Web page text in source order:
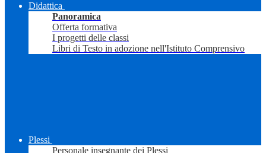
Didattica
Panoramica
Offerta formativa
I progetti delle classi
Libri di Testo in adozione nell'Istituto Comprensivo
Plessi
Personale insegnante dei Plessi